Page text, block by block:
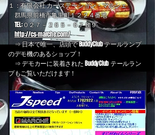
１：有限会社 カーステーション・マルシェ
群馬県前橋市亀里町１２２４番地
TEL:０２７－２６５－６７８９
http://cs-marche.com/
⇒ 日本で唯一、店頭で BuddyClub テールランプ
のデモ機のあるショップ！
⇒ デモカーに装着された BuddyClub テールラン
プもご覧いただけます！